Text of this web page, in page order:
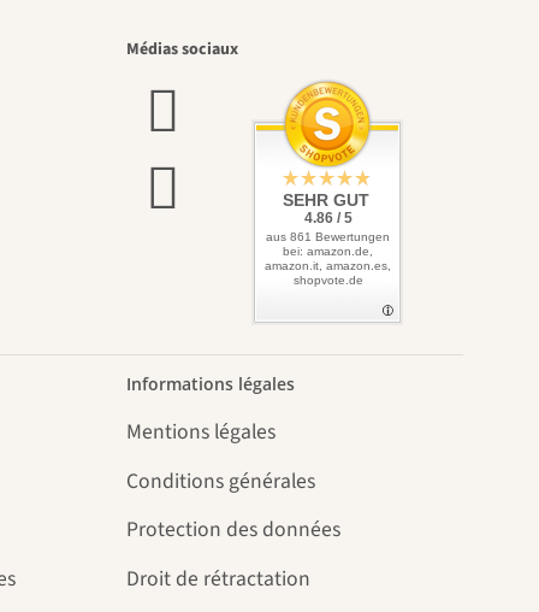
Médias sociaux
SEHR GUT
4.86 / 5
aus 861 Bewertungen
bei: amazon.de,
amazon.it, amazon.es,
shopvote.de
Informations légales
Mentions légales
Conditions générales
Protection des données
Droit de rétractation